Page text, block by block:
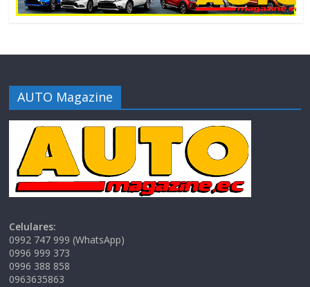
AUTO Magazine
Celulares:
0992 747 999 (WhatsApp)
0996 999 373
0996 388 858
0963635863